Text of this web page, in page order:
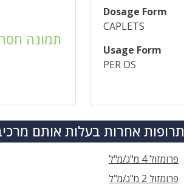
Dosage Form
CAPLETS
Usage Form
PER OS
תמונה
תרופות אחרות בעלות אותם
פרומזול 4 מ"ג/מ"ל
פרומזול 2 מ"ג/מ"ל